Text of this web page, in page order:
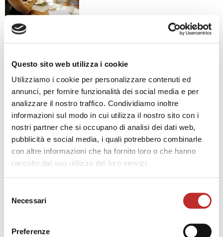
Questo sito web utilizza i cookie
Utilizziamo i cookie per personalizzare contenuti ed
annunci, per fornire funzionalità dei social media e per
analizzare il nostro traffico. Condividiamo inoltre
informazioni sul modo in cui utilizza il nostro sito con i
nostri partner che si occupano di analisi dei dati web,
pubblicità e social media, i quali potrebbero combinarle
con altre informazioni che ha fornito loro o che hanno
raccolto dal suo utilizzo dei loro servizi.
delNecessari
Preferenze